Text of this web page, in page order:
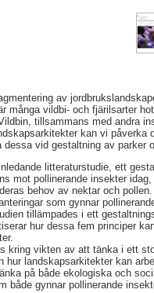
av
många vildbi- och fjärilsarter
tillsammans med andra
kan vi påverka
vid gestaltning av parker
litteraturstudie, ett
mot pollinerande insekter
behov av nektar och
som gynnar
tillämpades i ett
hur dessa fem principer
kring vikten av att tänka i ett
hur landskapsarkitekter kan
på både ekologiska och
både gynnar pollinerande